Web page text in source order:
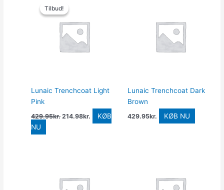
Tilbud!
Tilbud!
Lunaic Trenchcoat Light
Pink
429.95kr.
oprindelige
pris
var:
429.95kr..
214.98kr.
KØB
NU
Lunaic Trenchcoat Dark
Brown
429.95kr. KØB NU